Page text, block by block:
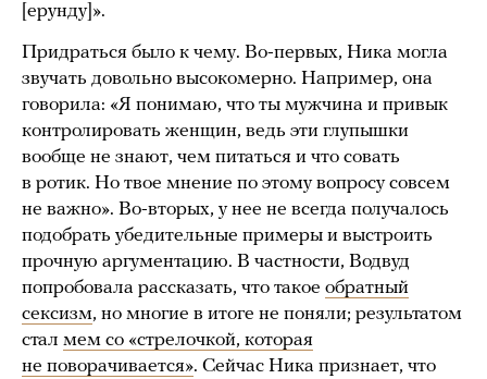
[ерунду]».
Придраться было к чему. Во-первых, Ника могла
звучать довольно высокомерно. Например, она
говорила: «Я понимаю, что ты мужчина и привык
контролировать женщин, ведь эти глупышки
вообще не знают, чем питаться и что совать
в ротик. Но твое мнение по этому вопросу совсем
не важно». Во-вторых, у нее не всегда получалось
подобрать убедительные примеры и выстроить
прочную аргументацию. В частности, Водвуд
попробовала рассказать, что такое обратный
сексизм, но многие в итоге не поняли; результатом
стал мем со «стрелочкой, которая
не поворачивается». Сейчас Ника признает, что